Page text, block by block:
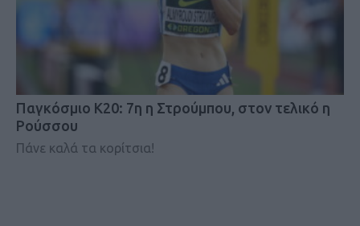
Παγκόσμιο Κ20: 7η η Στρούμπου, στον τελικό η
Ρούσσου
Πάνε καλά τα κορίτσια!